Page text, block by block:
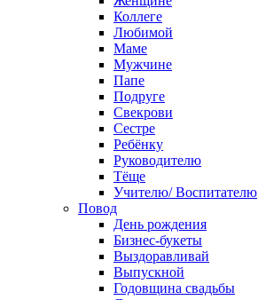
Коллеге
Любимой
Маме
Мужчине
Папе
Подруге
Свекрови
Сестре
Ребёнку
Руководителю
Тёще
Учителю/ Воспитателю
Повод
День рождения
Бизнес-букеты
Выздоравливай
Выпускной
Годовщина свадьбы